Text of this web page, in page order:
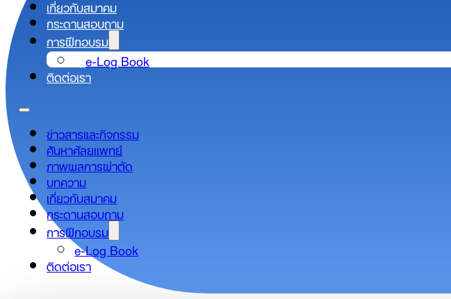
เกี่ยวกับสมาคม
กระดานสอบถาม
การฝึกอบรม
e-Log Book
ติดต่อเรา
ข่าวสารและกิจกรรม
ค้นหาศัลยแพทย์
ภาพผลการผ่าตัด
บทความ
เกี่ยวกับสมาคม
กระดานสอบถาม
การฝึกอบรม
e-Log Book
ติดต่อเรา